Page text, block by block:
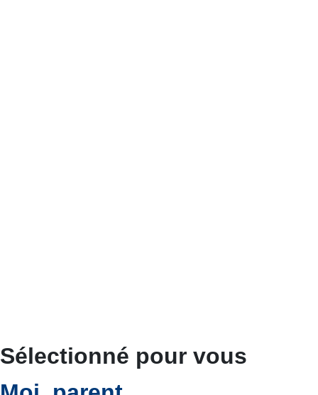
Sélectionné pour vous